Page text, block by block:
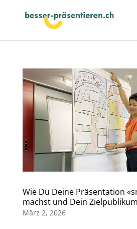
Wie Du Deine Präsentation
machst und Dein
März 2, 2026